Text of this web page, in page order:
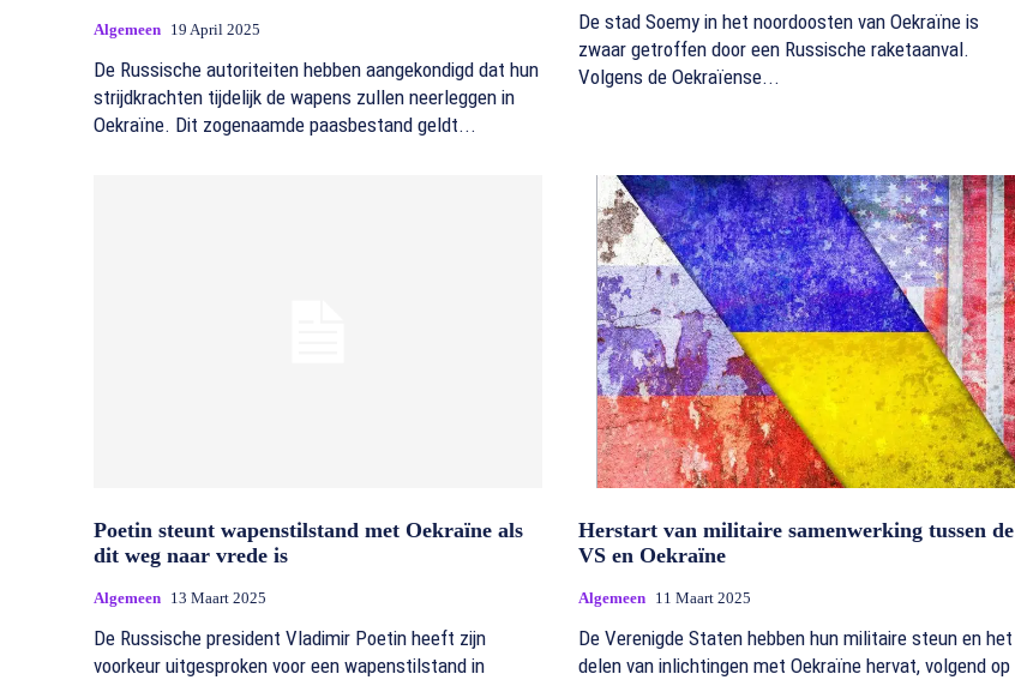
Algemeen 19 April 2025
De Russische autoriteiten hebben aangekondigd dat hun
strijdkrachten tijdelijk de wapens zullen neerleggen in
Oekraïne. Dit zogenaamde paasbestand geldt...
De stad Soemy in het noordoosten van Oekraïne is
zwaar getroffen door een Russische raketaanval.
Volgens de Oekraïense...
Poetin steunt wapenstilstand met Oekraïne als
dit weg naar vrede is
Algemeen 13 Maart 2025
De Russische president Vladimir Poetin heeft zijn
voorkeur uitgesproken voor een wapenstilstand in
Herstart van militaire samenwerking tussen de
VS en Oekraïne
Algemeen 11 Maart 2025
De Verenigde Staten hebben hun militaire steun en het
delen van inlichtingen met Oekraïne hervat, volgend op